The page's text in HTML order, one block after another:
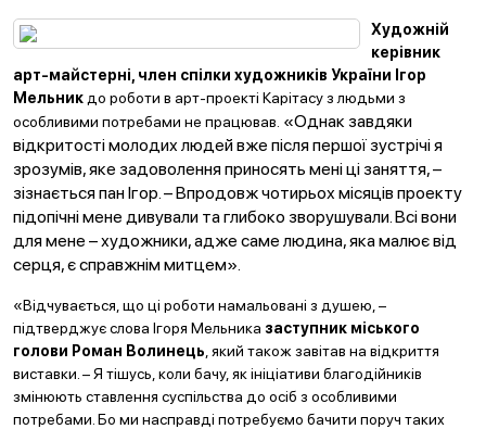
Художній
керівник
арт-майстерні, член спілки художників України Ігор
Мельник до роботи в арт-проекті Карітасу з людьми з
особливими потребами не працював. «Однак завдяки
відкритості молодих людей вже після першої зустрічі я
зрозумів, яке задоволення приносять мені ці заняття, –
зізнається пан Ігор. – Впродовж чотирьох місяців проекту
підопічні мене дивували та глибоко зворушували. Всі вони
для мене – художники, адже саме людина, яка малює від
серця, є справжнім митцем».
«Відчувається, що ці роботи намальовані з душею, –
підтверджує слова Ігоря Мельника заступник міського
голови Роман Волинець , який також завітав на відкриття
виставки. – Я тішусь, коли бачу, як ініціативи благодійників
змінюють ставлення суспільства до осіб з особливими
потребами. Бо ми насправді потребуємо бачити поруч таких